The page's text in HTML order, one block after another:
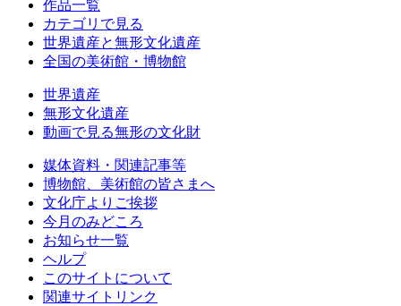
作品一覧
カテゴリで見る
世界遺産と無形文化遺産
全国の美術館・博物館
世界遺産
無形文化遺産
動画で見る無形の文化財
媒体資料・関連記事等
博物館、美術館の皆さまへ
文化庁よりご挨拶
今月のみどころ
お知らせ一覧
ヘルプ
このサイトについて
関連サイトリンク